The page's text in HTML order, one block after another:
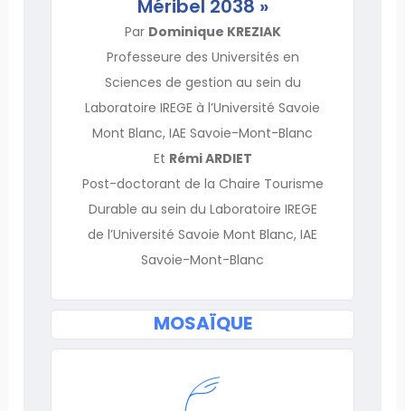
Méribel 2038 »
Par Dominique KREZIAK
Professeure des Universités en
Sciences de gestion au sein du
Laboratoire IREGE à l’Université Savoie
Mont Blanc, IAE Savoie-Mont-Blanc
Et Rémi ARDIET
Post-doctorant de la Chaire Tourisme
Durable au sein du Laboratoire IREGE
de l’Université Savoie Mont Blanc, IAE
Savoie-Mont-Blanc
MOSAÏQUE